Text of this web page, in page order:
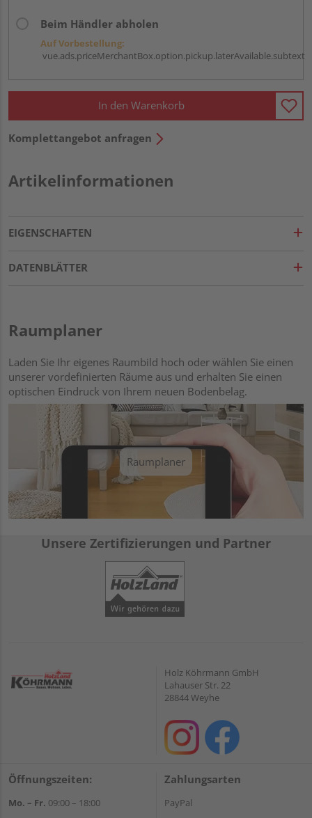
Beim Händler abholen
Auf Vorbestellung:
vue.ads.priceMerchantBox.option.pickup.laterAvailable.subtext
In den Warenkorb
Komplettangebot anfragen
Artikelinformationen
EIGENSCHAFTEN
DATENBLÄTTER
Raumplaner
Laden Sie Ihr eigenes Raumbild hoch oder wählen Sie einen
unserer vordefinierten Räume aus und erhalten Sie einen
optischen Eindruck von Ihrem neuen Bodenbelag.
Raumplaner
Unsere Zertifizierungen und Partner
Holz Köhrmann GmbH
Lahauser Str. 22
28844 Weyhe
Öffnungszeiten:
Mo. – Fr. 09:00 – 18:00
Zahlungsarten
PayPal